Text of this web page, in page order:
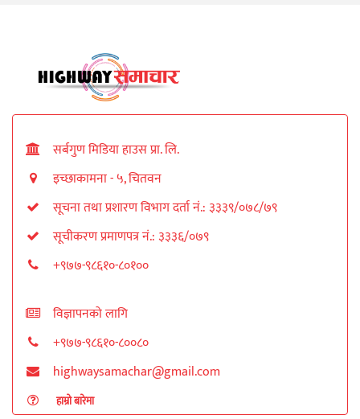
सर्बगुण मिडिया हाउस प्रा. लि.
इच्छाकामना - ५, चितवन
सूचना तथा प्रशारण विभाग दर्ता नं.: ३३३९/०७८/७९
सूचीकरण प्रमाणपत्र नं.: ३३३६/०७९
+९७७-९८६१०-८०१००
विज्ञापनको लागि
+९७७-९८६१०-८००८०
highwaysamachar@gmail.com
हाम्रो बारेमा